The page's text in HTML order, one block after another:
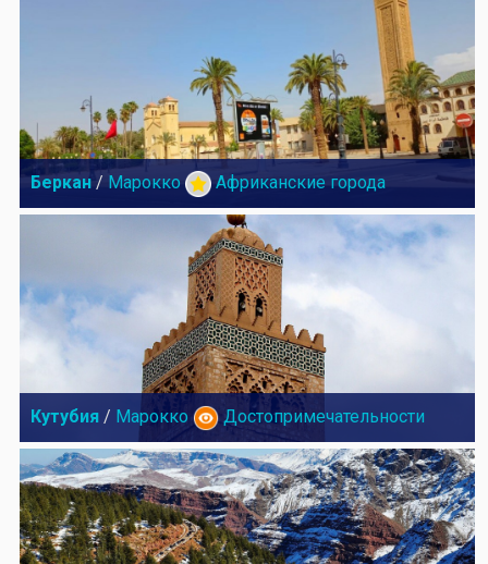
Беркан / Марокко Африканские города
Кутубия / Марокко Достопримечательности